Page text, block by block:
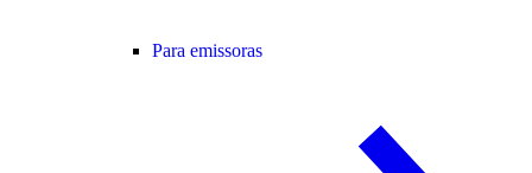
Para emissoras